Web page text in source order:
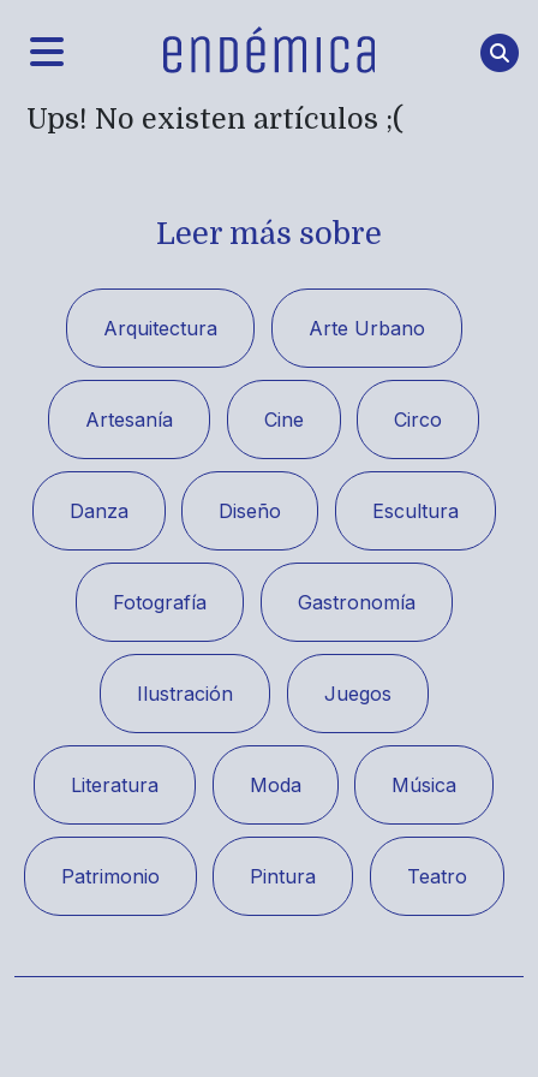
Ups! No existen artículos ;(
Leer más sobre
Arquitectura Arte Urbano
Artesanía Cine Circo
Danza Diseño Escultura
Fotografía Gastronomía
Ilustración Juegos
Literatura Moda Música
Patrimonio Pintura Teatro